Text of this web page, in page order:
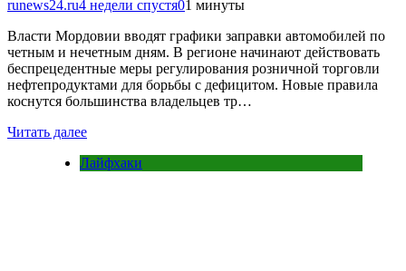
runews24.ru4 недели спустя01 минуты
Власти Мордовии вводят графики заправки автомобилей по
четным и нечетным дням. В регионе начинают действовать
беспрецедентные меры регулирования розничной торговли
нефтепродуктами для борьбы с дефицитом. Новые правила
коснутся большинства владельцев тр…
Читать далее
Лайфхаки